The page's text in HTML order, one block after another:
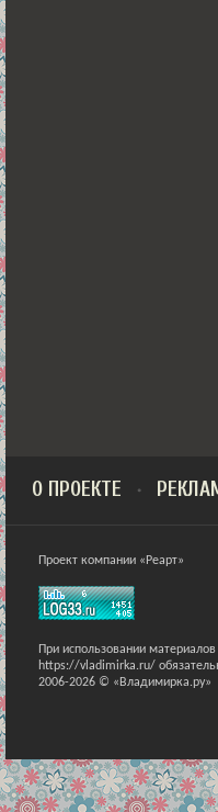
О ПРОЕКТЕ
Проект компании «Реарт»
При использовании
https://vladimirka.ru/
2006-2026 © «Владимирка.ру»